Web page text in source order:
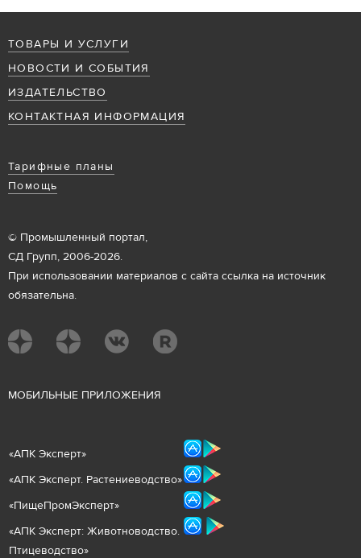
ТОВАРЫ И УСЛУГИ
НОВОСТИ И СОБЫТИЯ
ИЗДАТЕЛЬСТВО
КОНТАКТНАЯ ИНФОРМАЦИЯ
Тарифные планы
Помощь
© Промышленный портал,
СД Групп, 2006-2026.
При использовании материалов с сайта ссылка на источник
обязательна.
МОБИЛЬНЫЕ ПРИЛОЖЕНИЯ
«АПК Эксперт»
«АПК Эксперт. Растениеводство»
«ПищеПромЭксперт»
«АПК Эксперт: Животноводство.
Птицеводство»